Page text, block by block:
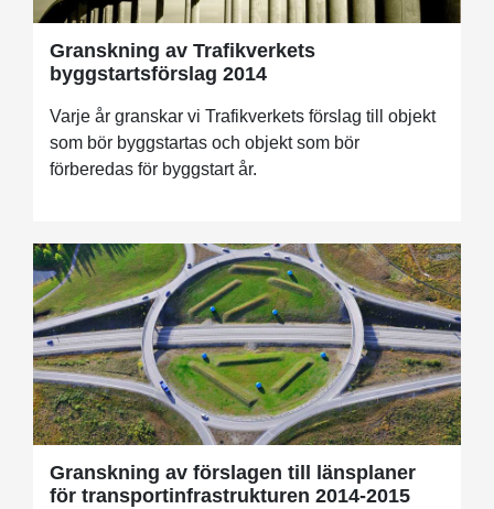
Granskning av Trafikverkets
byggstartsförslag 2014
Varje år granskar vi Trafikverkets förslag till objekt
som bör byggstartas och objekt som bör
förberedas för byggstart år.
Granskning av förslagen till länsplaner
för transportinfrastrukturen 2014-2015